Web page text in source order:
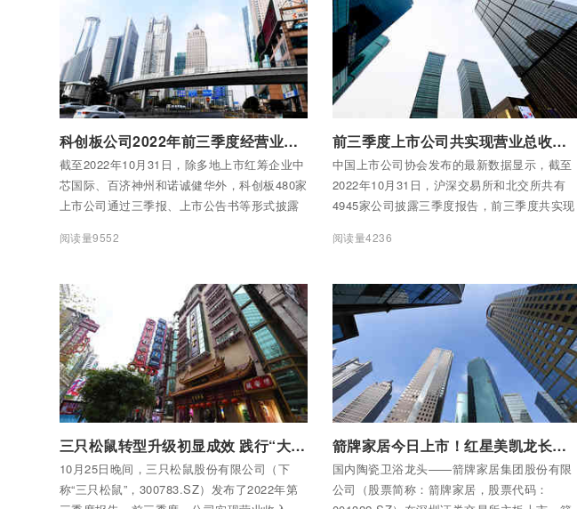
科创板公司2022年前三季度经营业绩概况
截至2022年10月31日，除多地上市红筹企业中
芯国际、百济神州和诺诚健华外，科创板480家
上市公司通过三季报、上市公告书等形式披露
科创板公司面对纷繁复杂的国内外形势和多重
展，坚持聚焦主业、创新发展，前三季度整体
业绩延续稳步增长态势，实现营业收入、归母
净利润同比较大幅度提升，充分体现了“硬科
技”公司的活力和韧性，成为新时代实体经济高
质量发展的一支生力军。
阅读量9552
前三季度上市公司共实现营业总收入52.37万亿元
中国上市公司协会发布的最新数据显示，截至
2022年10月31日，沪深交易所和北交所共有
4945家公司披露三季度报告，前三季度共实现
现净利润4.75万亿元，同比增长2.46%。
阅读量4236
三只松鼠转型升级初显成效 践行“大食物观”构筑品质标杆
10月25日晚间，三只松鼠股份有限公司（下
称“三只松鼠”，300783.SZ）发布了2022年第
箭牌家居今日上市！红星美凯龙长期主义产投布局再迎收获
国内陶瓷卫浴龙头——箭牌家居集团股份有限
公司（股票简称：箭牌家居，股票代码：